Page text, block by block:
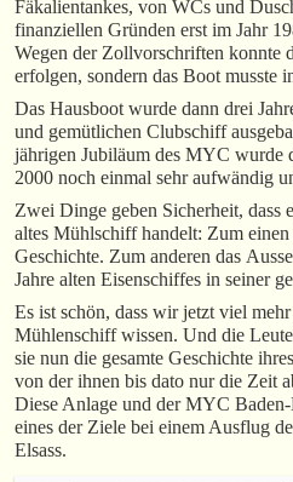
Fäkalientankes, von WCs und
finanziellen Gründen erst im Jahr
Wegen der Zollvorschriften konnte
erfolgen, sondern das Boot musste
Das Hausboot wurde dann drei
und gemütlichen Clubschiff
jährigen Jubiläum des MYC wurde
2000 noch einmal sehr aufwändig
Zwei Dinge geben Sicherheit, dass
altes Mühlschiff handelt: Zum
Geschichte. Zum anderen das
Jahre alten Eisenschiffes in seiner
Es ist schön, dass wir jetzt viel mehr
Mühlenschiff wissen. Und die
sie nun die gesamte Geschichte
von der ihnen bis dato nur die Zeit
Diese Anlage und der MYC
eines der Ziele bei einem Ausflug
Elsass.